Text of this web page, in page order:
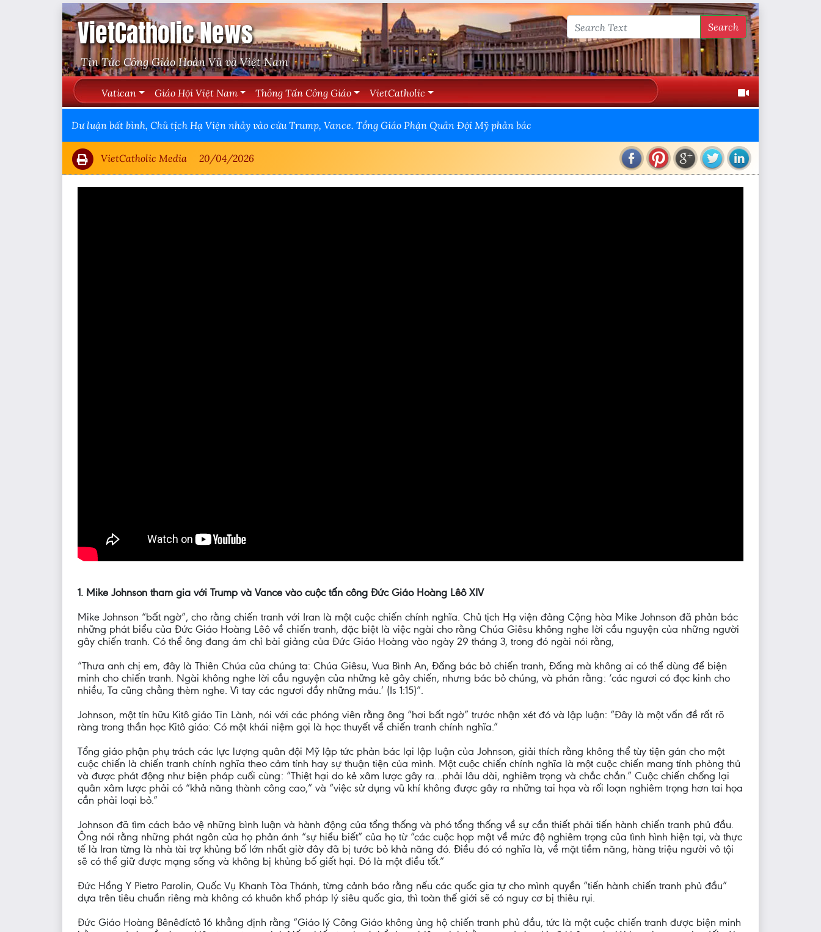
VietCatholic News
Tin Tức Công Giáo Hoàn Vũ và Việt Nam
Search
Vatican Giáo Hội Việt Nam Thông Tấn Công Giáo VietCatholic
Dư luận bất bình, Chủ tịch Hạ Viện nhảy vào cứu Trump, Vance. Tổng Giáo Phận Quân Đội Mỹ phản bác
VietCatholic Media 20/04/2026
1. Mike Johnson tham gia với Trump và Vance vào cuộc tấn công Đức Giáo Hoàng Lêô XIV
Mike Johnson “bất ngờ”, cho rằng chiến tranh với Iran là một cuộc chiến chính nghĩa. Chủ tịch Hạ viện đảng Cộng hòa Mike Johnson đã phản bác
những phát biểu của Đức Giáo Hoàng Lêô về chiến tranh, đặc biệt là việc ngài cho rằng Chúa Giêsu không nghe lời cầu nguyện của những người
gây chiến tranh. Có thể ông đang ám chỉ bài giảng của Đức Giáo Hoàng vào ngày 29 tháng 3, trong đó ngài nói rằng,
“Thưa anh chị em, đây là Thiên Chúa của chúng ta: Chúa Giêsu, Vua Bình An, Đấng bác bỏ chiến tranh, Đấng mà không ai có thể dùng để biện
minh cho chiến tranh. Ngài không nghe lời cầu nguyện của những kẻ gây chiến, nhưng bác bỏ chúng, và phán rằng: ‘các ngươi có đọc kinh cho
nhiều, Ta cũng chẳng thèm nghe. Vì tay các ngươi đầy những máu.’ (Is 1:15)”.
Johnson, một tín hữu Kitô giáo Tin Lành, nói với các phóng viên rằng ông “hơi bất ngờ” trước nhận xét đó và lập luận: “Đây là một vấn đề rất rõ
ràng trong thần học Kitô giáo: Có một khái niệm gọi là học thuyết về chiến tranh chính nghĩa.”
Tổng giáo phận phụ trách các lực lượng quân đội Mỹ lập tức phản bác lại lập luận của Johnson, giải thích rằng không thể tùy tiện gán cho một
cuộc chiến là chiến tranh chính nghĩa theo cảm tính hay sự thuận tiện của mình. Một cuộc chiến chính nghĩa là một cuộc chiến mang tính phòng thủ
và được phát động như biện pháp cuối cùng: “Thiệt hại do kẻ xâm lược gây ra…phải lâu dài, nghiêm trọng và chắc chắn.” Cuộc chiến chống lại
quân xâm lược phải có “khả năng thành công cao,” và “việc sử dụng vũ khí không được gây ra những tai họa và rối loạn nghiêm trọng hơn tai họa
cần phải loại bỏ.”
Johnson đã tìm cách bảo vệ những bình luận và hành động của tổng thống và phó tổng thống về sự cần thiết phải tiến hành chiến tranh phủ đầu.
Ông nói rằng những phát ngôn của họ phản ánh “sự hiểu biết” của họ từ “các cuộc họp mật về mức độ nghiêm trọng của tình hình hiện tại, và thực
tế là Iran từng là nhà tài trợ khủng bố lớn nhất giờ đây đã bị tước bỏ khả năng đó. Điều đó có nghĩa là, về mặt tiềm năng, hàng triệu người vô tội
sẽ có thể giữ được mạng sống và không bị khủng bố giết hại. Đó là một điều tốt.”
Đức Hồng Y Pietro Parolin, Quốc Vụ Khanh Tòa Thánh, từng cảnh báo rằng nếu các quốc gia tự cho mình quyền “tiến hành chiến tranh phủ đầu”
dựa trên tiêu chuẩn riêng mà không có khuôn khổ pháp lý siêu quốc gia, thì toàn thế giới sẽ có nguy cơ bị thiêu rụi.
Đức Giáo Hoàng Bênêđíctô 16 khẳng định rằng “Giáo lý Công Giáo không ủng hộ chiến tranh phủ đầu, tức là một cuộc chiến tranh được biện minh